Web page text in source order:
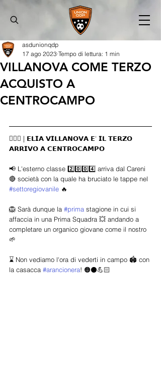
VILLANOVA COME TERZO
ACQUISTO A
CENTROCAMPO
asdunionqdp
17 ago 2023 Tempo di lettura: 1 min
✍🏻🆕 | 𝗘𝗟𝗜𝗔 𝗩𝗜𝗟𝗟𝗔𝗡𝗢𝗩𝗔 𝗘' 𝗜𝗟 𝗧𝗘𝗥𝗭𝗢
𝗔𝗥𝗥𝗜𝗩𝗢 𝗔 𝗖𝗘𝗡𝗧𝗥𝗢𝗖𝗔𝗠𝗣𝗢
📢 L'esterno classe 2️⃣0️⃣0️⃣4️⃣ arriva dal Careni
🔴 società con la quale ha bruciato le tappe nel
#settoregiovanile 🔥
🦁 Sarà dunque la #prima stagione in cui si
affaccia in una Prima Squadra 💥 andando a
completare un organico giovane come il nostro
🌱
⌛ Non vediamo l'ora di vederti in campo 🏟️ con
la casacca #arancionera! 🟠⚫💪🏻